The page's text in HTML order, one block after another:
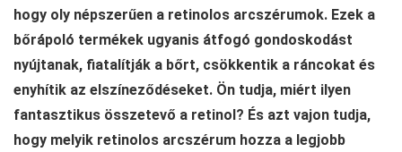
hogy oly népszerűen a retinolos arcszérumok. Ezek a
bőrápoló termékek ugyanis átfogó gondoskodást
nyújtanak, fiatalítják a bőrt, csökkentik a ráncokat és
enyhítik az elszíneződéseket. Ön tudja, miért ilyen
fantasztikus összetevő a retinol? És azt vajon tudja,
hogy melyik retinolos arcszérum hozza a legjobb